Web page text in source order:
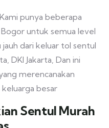
punya beberapa
untuk semua level
jauh dari keluar tol sentul
DKI Jakarta, Dan ini
merencanakan
besar
Sentul Murah